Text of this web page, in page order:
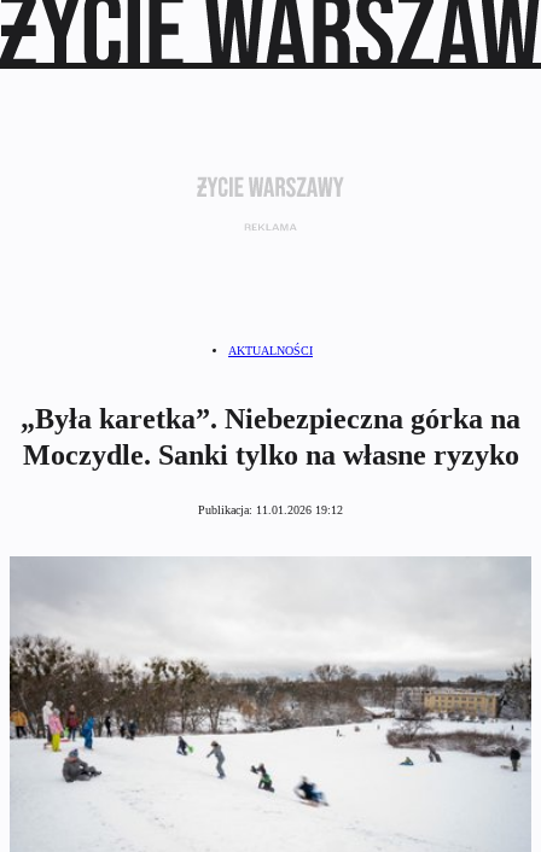
AKTUALNOŚCI
„Była karetka”. Niebezpieczna górka na
Moczydle. Sanki tylko na własne ryzyko
Publikacja: 11.01.2026 19:12